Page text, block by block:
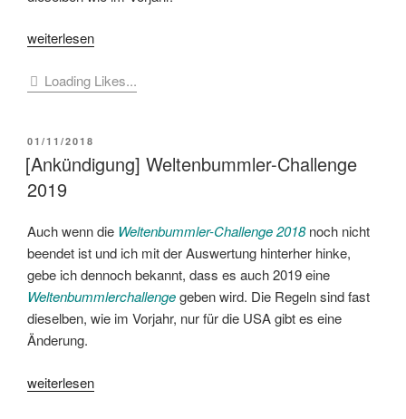
„[Ankündigung]
Challenge
weiterlesen
Loading Likes...
VERÖFFENTLICHT
AM
01/11/2018
[Ankündigung] Weltenbummler-Challenge
2019
Auch wenn die Weltenbummler-Challenge 2018noch nicht
beendet ist und ich mit der Auswertung hinterher hinke,
gebe ich dennoch bekannt, dass es auch 2019 eine
Weltenbummlerchallengegeben wird. Die Regeln sind fast
dieselben, wie im Vorjahr, nur für die USA gibt es eine
Änderung.
„[Ankündigung]
weiterlesen